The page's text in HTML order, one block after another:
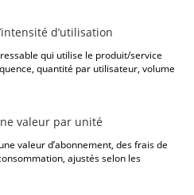
d’utilisation
qui utilise le produit/service
quantité par utilisateur, volume
valeur par unité
valeur d’abonnement, des frais de
ajustés selon les